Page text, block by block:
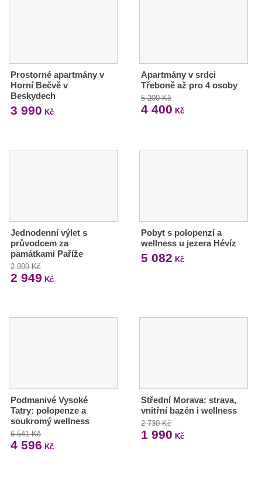
Prostorné apartmány v
Horní Bečvě v
Beskydech
3 990 Kč
Apartmány v srdci
Třeboně až pro 4 osoby
5 200 Kč
4 400 Kč
Jednodenní výlet s
průvodcem za
památkami Paříže
2 999 Kč
2 949 Kč
Pobyt s polopenzí a
wellness u jezera Hévíz
5 082 Kč
Podmanivé Vysoké
Tatry: polopenze a
soukromý wellness
6 541 Kč
4 596 Kč
Střední Morava: strava,
vnitřní bazén i wellness
2 730 Kč
1 990 Kč